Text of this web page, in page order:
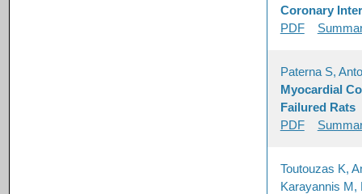
Coronary
PDF
Paterna S,
Myocardial
Failured Rats
PDF
Toutouzas K,
Karayannis M,